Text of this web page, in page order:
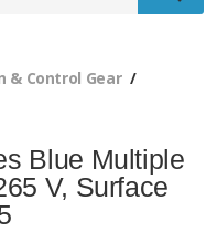
& Control Gear
Blue Multiple
V, Surface